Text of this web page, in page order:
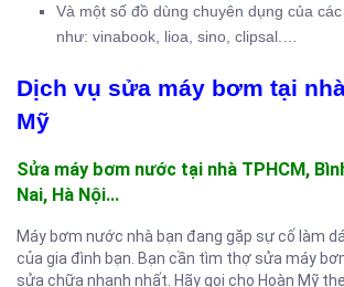
Và một số đồ dùng chuyên dụng của
như: vinabook, lioa, sino, clipsal.…
Dịch vụ sửa máy bơm tại
Mỹ
Sửa máy bơm nước tại nhà TPHCM,
Nai, Hà Nội…
Máy bơm nước nhà bạn đang gặp sự cố làm
của gia đình bạn. Bạn cần tìm thợ sửa máy
sửa chữa nhanh nhất. Hãy gọi cho Hoàn Mỹ